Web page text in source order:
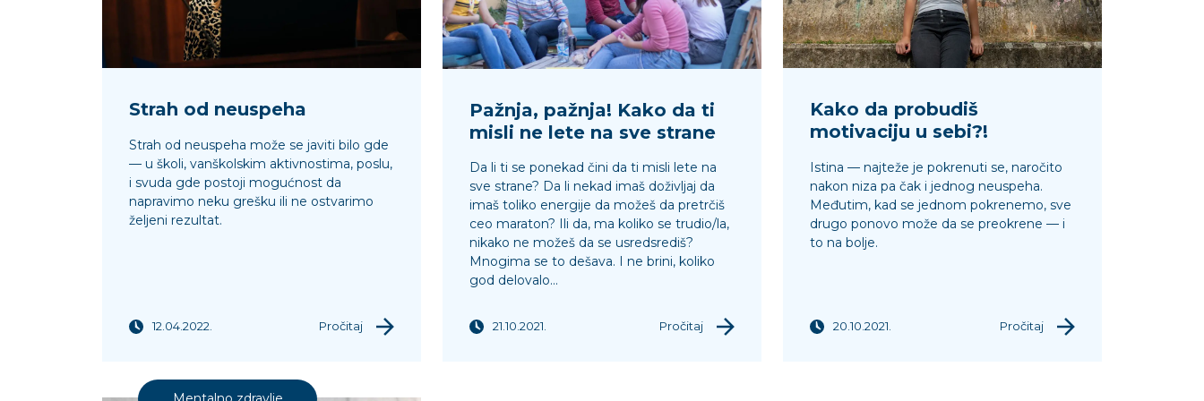
Strah od neuspeha
Strah od neuspeha može se javiti bilo gde
— u školi, vanškolskim aktivnostima, poslu,
i svuda gde postoji mogućnost da
napravimo neku grešku ili ne ostvarimo
željeni rezultat.
12.04.2022. Pročitaj
Pažnja, pažnja! Kako da ti
misli ne lete na sve strane
Da li ti se ponekad čini da ti misli lete na
sve strane? Da li nekad imaš doživljaj da
imaš toliko energije da možeš da pretrčiš
ceo maraton? Ili da, ma koliko se trudio/la,
nikako ne možeš da se usredsrediš?
Mnogima se to dešava. I ne brini, koliko
god delovalo...
21.10.2021. Pročitaj
Kako da probudiš
motivaciju u sebi?!
Istina — najteže je pokrenuti se, naročito
nakon niza pa čak i jednog neuspeha.
Međutim, kad se jednom pokrenemo, sve
drugo ponovo može da se preokrene — i
to na bolje.
20.10.2021. Pročitaj